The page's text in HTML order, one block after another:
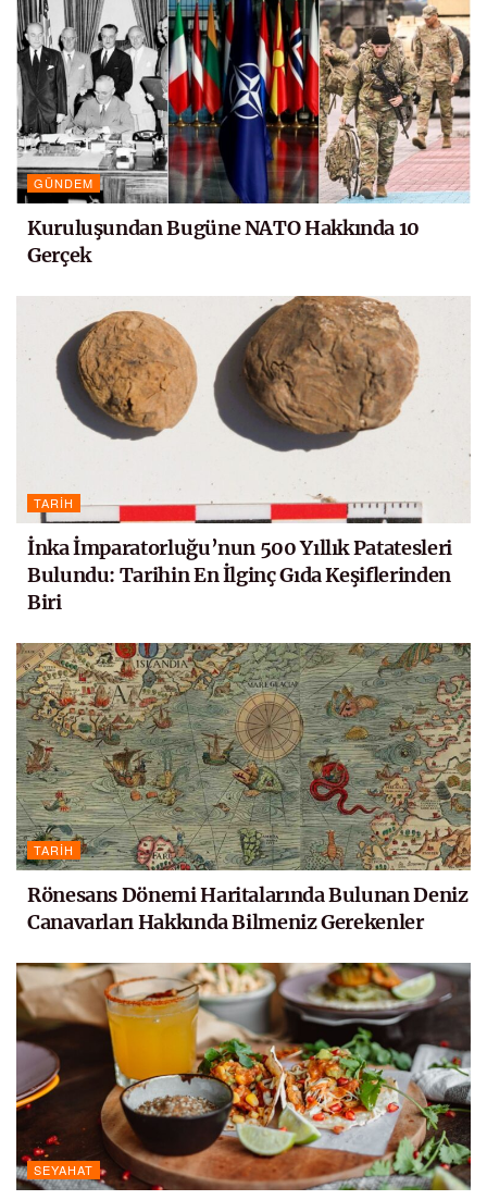
GÜNDEM
Kuruluşundan Bugüne NATO Hakkında 10
Gerçek
TARIH
İnka İmparatorluğu’nun 500 Yıllık Patatesleri
Bulundu: Tarihin En İlginç Gıda Keşiflerinden
Biri
TARIH
Rönesans Dönemi Haritalarında Bulunan Deniz
Canavarları Hakkında Bilmeniz Gerekenler
SEYAHAT